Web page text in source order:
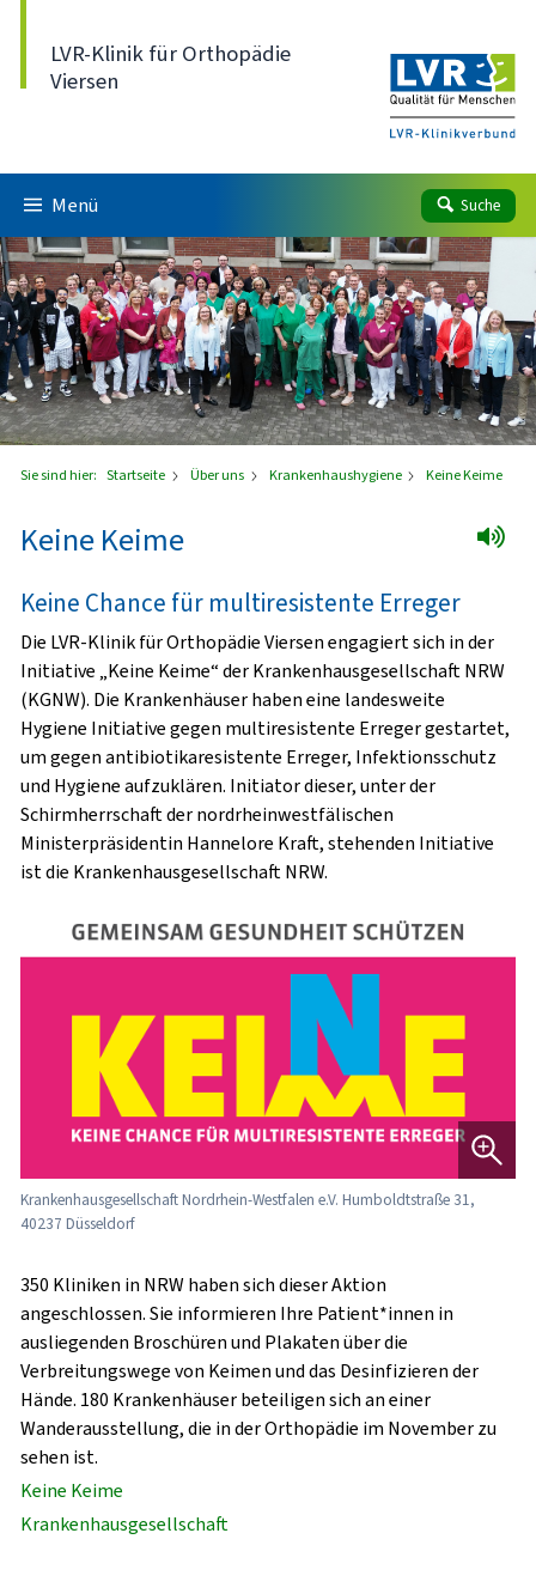
LVR-Klinik für Orthopädie
Viersen
Menü Suche
Sie sind hier: Startseite Über uns Krankenhaushygiene Keine Keime
Keine Keime
Keine Chance für multiresistente Erreger
Die LVR-Klinik für Orthopädie Viersen engagiert sich in der
Initiative „Keine Keime“ der Krankenhausgesellschaft NRW
(KGNW). Die Krankenhäuser haben eine landesweite
Hygiene Initiative gegen multiresistente Erreger gestartet,
um gegen antibiotikaresistente Erreger, Infektionsschutz
und Hygiene aufzuklären. Initiator dieser, unter der
Schirmherrschaft der nordrheinwestfälischen
Ministerpräsidentin Hannelore Kraft, stehenden Initiative
ist die Krankenhausgesellschaft NRW.
Krankenhausgesellschaft Nordrhein-Westfalen e.V. Humboldtstraße 31,
40237 Düsseldorf
350 Kliniken in NRW haben sich dieser Aktion
angeschlossen. Sie informieren Ihre Patient*innen in
ausliegenden Broschüren und Plakaten über die
Verbreitungswege von Keimen und das Desinfizieren der
Hände. 180 Krankenhäuser beteiligen sich an einer
Wanderausstellung, die in der Orthopädie im November zu
sehen ist.
Keine Keime
Krankenhausgesellschaft